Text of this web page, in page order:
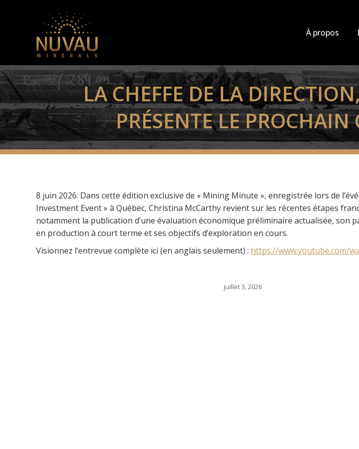
À propos
LA CHEFFE DE LA
PRÉSENTE LE
8 juin 2026: Dans cette édition exclusive de « Mining Minute », enregistrée lors de
Investment Event » à Québec, Christina McCarthy revient sur les récentes étapes
notamment la publication d’une évaluation économique préliminaire actualisée, son
en production à court terme et ses objectifs d’exploration en cours.
Visionnez l’entrevue complète ici (en anglais seulement) : https://www.youtube.com/
juillet 3, 2026